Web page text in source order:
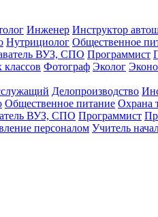
Инженер Инструктор
Нутрициолог Общественное
ВУЗ, СПО Программист
Фотограф Эколог
Делопроизводство
Общественное питание Охрана
ВУЗ, СПО Программист
персоналом Учитель